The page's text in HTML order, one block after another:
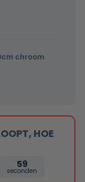
chroom
HOE
58
seconden